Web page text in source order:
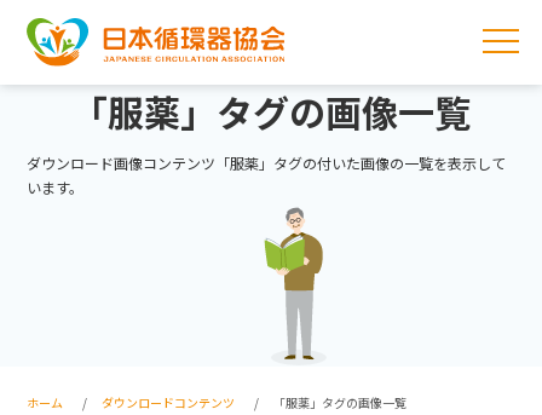
「服薬」タグの画像一覧
ダウンロード画像コンテンツ「服薬」タグの付いた画像の一覧を表示して
います。
ホーム ダウンロードコンテンツ 「服薬」タグの画像一覧